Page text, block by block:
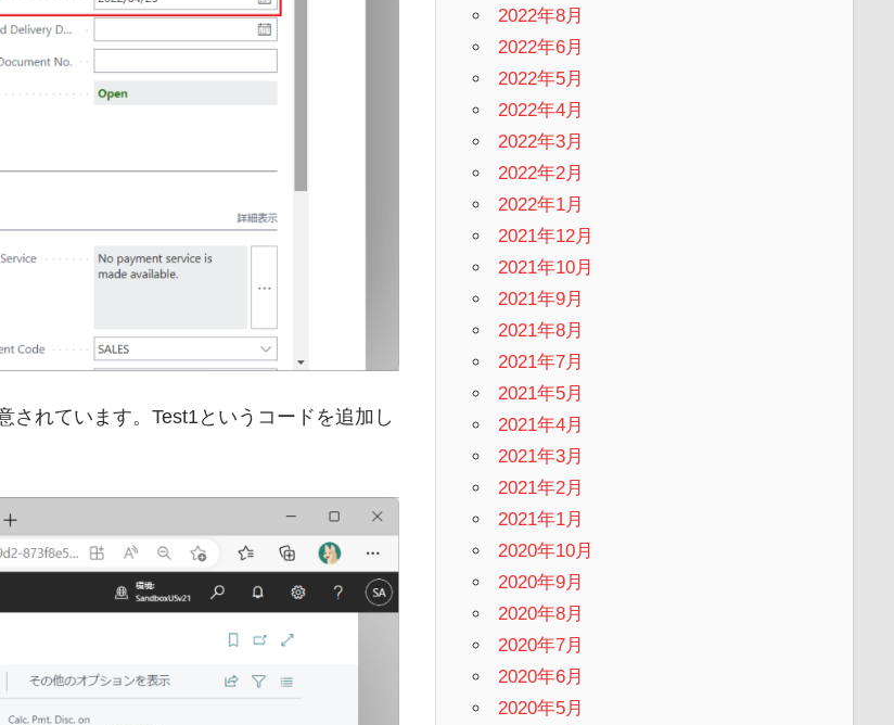
されています。Test1というコードを追加し
2022年8月
2022年6月
2022年5月
2022年4月
2022年3月
2022年2月
2022年1月
2021年12月
2021年10月
2021年9月
2021年8月
2021年7月
2021年5月
2021年4月
2021年3月
2021年2月
2021年1月
2020年10月
2020年9月
2020年8月
2020年7月
2020年6月
2020年5月